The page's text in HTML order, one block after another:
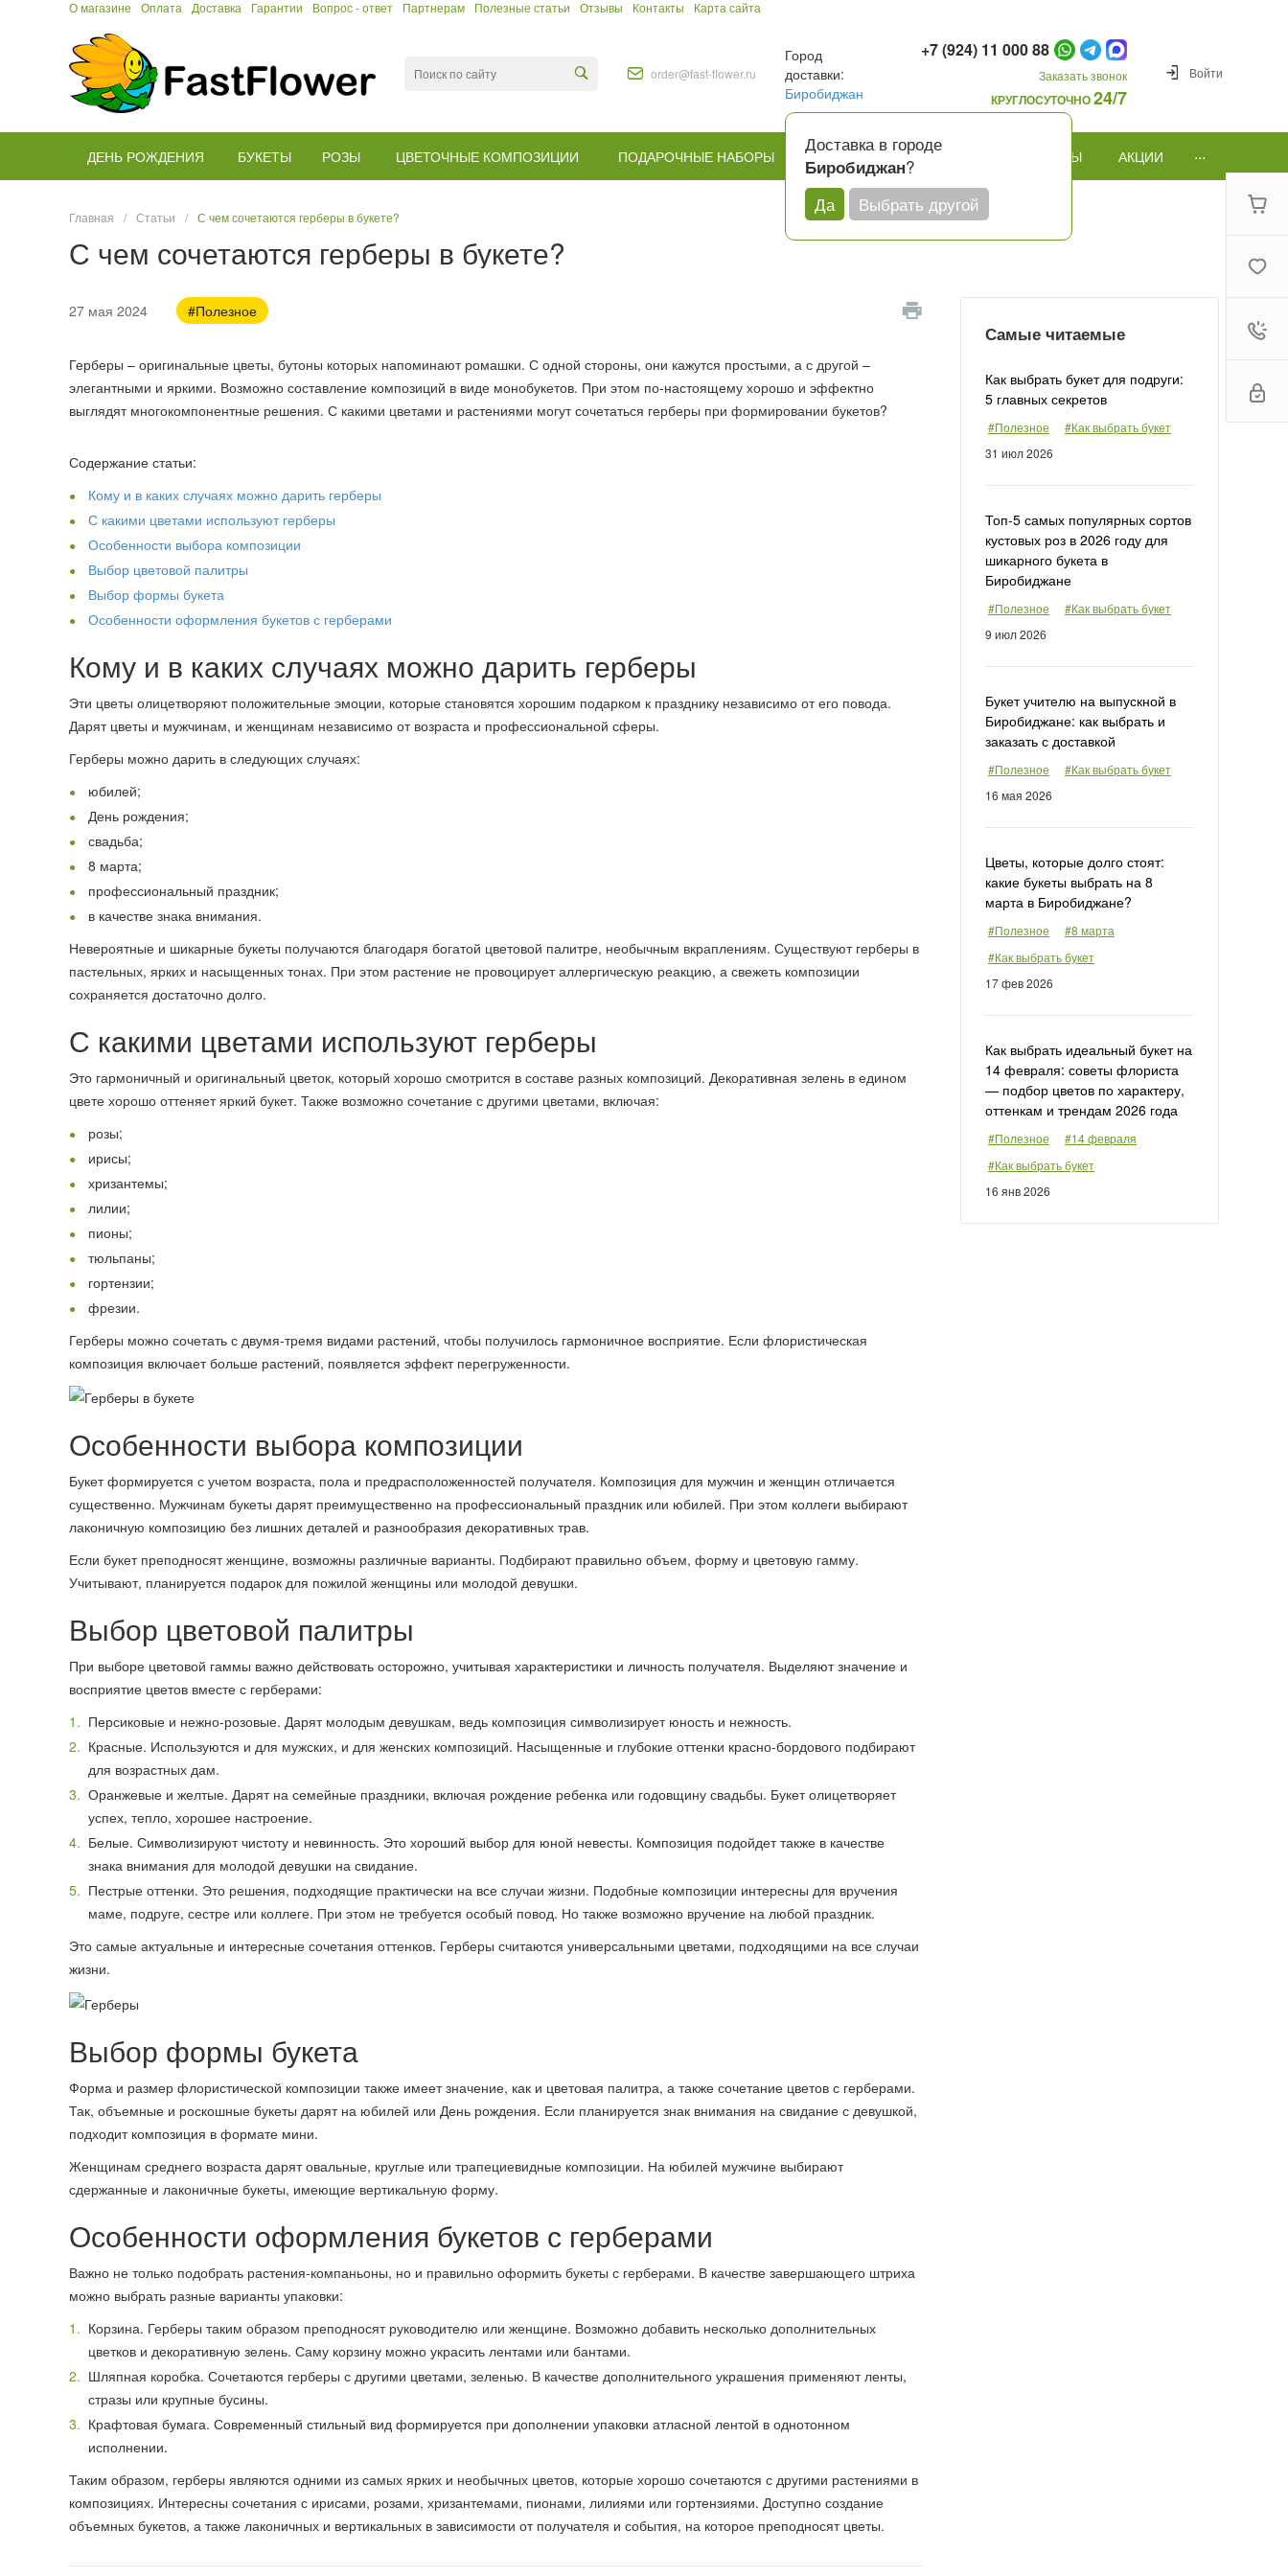
О магазине Оплата Доставка Гарантии Вопрос - ответ Партнерам Полезные статьи Отзывы Контакты Карта сайта
order@fast-flower.ru
Город
доставки:
Биробиджан
Доставка в городе
Биробиджан?
Да
Выбрать другой
+7 (924) 11 000 88
Заказать звонок
КРУГЛОСУТОЧНО24/7
Войти
ДЕНЬ РОЖДЕНИЯ БУКЕТЫ РОЗЫ ЦВЕТОЧНЫЕ КОМПОЗИЦИИ ПОДАРОЧНЫЕ НАБОРЫ КОМУ ПОВОД ПОДАРКИ И ШАРЫ АКЦИИ ...
Главная / Статьи / С чем сочетаются герберы в букете?
С чем сочетаются герберы в букете?
Самые читаемые
Как выбрать букет для подруги:
5 главных секретов
#Полезное
#Как выбрать букет
31 июл 2026
Топ-5 самых популярных сортов
кустовых роз в 2026 году для
шикарного букета в
Биробиджане
#Полезное
#Как выбрать букет
9 июл 2026
Букет учителю на выпускной в
Биробиджане: как выбрать и
заказать с доставкой
#Полезное
#Как выбрать букет
16 мая 2026
Цветы, которые долго стоят:
какие букеты выбрать на 8
марта в Биробиджане?
#Полезное
#8 марта
#Как выбрать букет
17 фев 2026
Как выбрать идеальный букет на
14 февраля: советы флориста
— подбор цветов по характеру,
оттенкам и трендам 2026 года
#Полезное
#14 февраля
#Как выбрать букет
16 янв 2026
27 мая 2024 #Полезное
Герберы – оригинальные цветы, бутоны которых напоминают ромашки. С одной стороны, они кажутся простыми, а с другой –
элегантными и яркими. Возможно составление композиций в виде монобукетов. При этом по-настоящему хорошо и эффектно
выглядят многокомпонентные решения. С какими цветами и растениями могут сочетаться герберы при формировании букетов?
Содержание статьи:
Кому и в каких случаях можно дарить герберы
С какими цветами используют герберы
Особенности выбора композиции
Выбор цветовой палитры
Выбор формы букета
Особенности оформления букетов с герберами
Кому и в каких случаях можно дарить герберы
Эти цветы олицетворяют положительные эмоции, которые становятся хорошим подарком к празднику независимо от его повода.
Дарят цветы и мужчинам, и женщинам независимо от возраста и профессиональной сферы.
Герберы можно дарить в следующих случаях:
юбилей;
День рождения;
свадьба;
8 марта;
профессиональный праздник;
в качестве знака внимания.
Невероятные и шикарные букеты получаются благодаря богатой цветовой палитре, необычным вкраплениям. Существуют герберы в
пастельных, ярких и насыщенных тонах. При этом растение не провоцирует аллергическую реакцию, а свежеть композиции
сохраняется достаточно долго.
С какими цветами используют герберы
Это гармоничный и оригинальный цветок, который хорошо смотрится в составе разных композиций. Декоративная зелень в едином
цвете хорошо оттеняет яркий букет. Также возможно сочетание с другими цветами, включая:
розы;
ирисы;
хризантемы;
лилии;
пионы;
тюльпаны;
гортензии;
фрезии.
Герберы можно сочетать с двумя-тремя видами растений, чтобы получилось гармоничное восприятие. Если флористическая
композиция включает больше растений, появляется эффект перегруженности.
Особенности выбора композиции
Букет формируется с учетом возраста, пола и предрасположенностей получателя. Композиция для мужчин и женщин отличается
существенно. Мужчинам букеты дарят преимущественно на профессиональный праздник или юбилей. При этом коллеги выбирают
лаконичную композицию без лишних деталей и разнообразия декоративных трав.
Если букет преподносят женщине, возможны различные варианты. Подбирают правильно объем, форму и цветовую гамму.
Учитывают, планируется подарок для пожилой женщины или молодой девушки.
Выбор цветовой палитры
При выборе цветовой гаммы важно действовать осторожно, учитывая характеристики и личность получателя. Выделяют значение и
восприятие цветов вместе с герберами:
Персиковые и нежно-розовые. Дарят молодым девушкам, ведь композиция символизирует юность и нежность.
Красные. Используются и для мужских, и для женских композиций. Насыщенные и глубокие оттенки красно-бордового подбирают
для возрастных дам.
Оранжевые и желтые. Дарят на семейные праздники, включая рождение ребенка или годовщину свадьбы. Букет олицетворяет
успех, тепло, хорошее настроение.
Белые. Символизируют чистоту и невинность. Это хороший выбор для юной невесты. Композиция подойдет также в качестве
знака внимания для молодой девушки на свидание.
Пестрые оттенки. Это решения, подходящие практически на все случаи жизни. Подобные композиции интересны для вручения
маме, подруге, сестре или коллеге. При этом не требуется особый повод. Но также возможно вручение на любой праздник.
Это самые актуальные и интересные сочетания оттенков. Герберы считаются универсальными цветами, подходящими на все случаи
жизни.
Выбор формы букета
Форма и размер флористической композиции также имеет значение, как и цветовая палитра, а также сочетание цветов с герберами.
Так, объемные и роскошные букеты дарят на юбилей или День рождения. Если планируется знак внимания на свидание с девушкой,
подходит композиция в формате мини.
Женщинам среднего возраста дарят овальные, круглые или трапециевидные композиции. На юбилей мужчине выбирают
сдержанные и лаконичные букеты, имеющие вертикальную форму.
Особенности оформления букетов с герберами
Важно не только подобрать растения-компаньоны, но и правильно оформить букеты с герберами. В качестве завершающего штриха
можно выбрать разные варианты упаковки:
Корзина. Герберы таким образом преподносят руководителю или женщине. Возможно добавить несколько дополнительных
цветков и декоративную зелень. Саму корзину можно украсить лентами или бантами.
Шляпная коробка. Сочетаются герберы с другими цветами, зеленью. В качестве дополнительного украшения применяют ленты,
стразы или крупные бусины.
Крафтовая бумага. Современный стильный вид формируется при дополнении упаковки атласной лентой в однотонном
исполнении.
Таким образом, герберы являются одними из самых ярких и необычных цветов, которые хорошо сочетаются с другими растениями в
композициях. Интересны сочетания с ирисами, розами, хризантемами, пионами, лилиями или гортензиями. Доступно создание
объемных букетов, а также лаконичных и вертикальных в зависимости от получателя и события, на которое преподносят цветы.